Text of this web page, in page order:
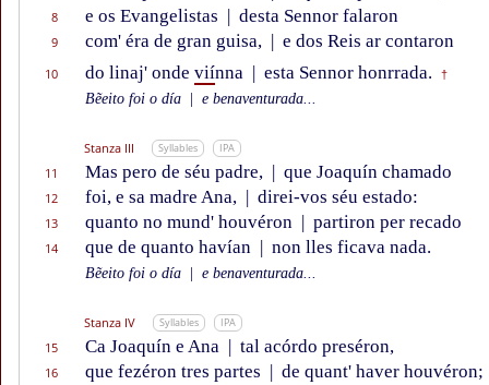
8 e os Evangelistas | desta Sennor falaron
9 com' éra de gran guisa, | e dos Reis ar contaron
10 do linaj' onde viínna | esta Sennor honrrada. †
Bẽeito foi o día e benaventurada...
Stanza III Syllables IPA
11 Mas pero de séu padre, | que Joaquín chamado
12 foi, e sa madre Ana, | direi-vos séu estado:
13 quanto no mund' houvéron | partiron per recado
14 que de quanto havían | non lles ficava nada.
Bẽeito foi o día e benaventurada...
Stanza IV Syllables IPA
15 Ca Joaquín e Ana | tal acórdo preséron,
16 que fezéron tres partes | de quant' haver houvéron;